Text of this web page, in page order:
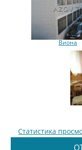
Виона
Статистика